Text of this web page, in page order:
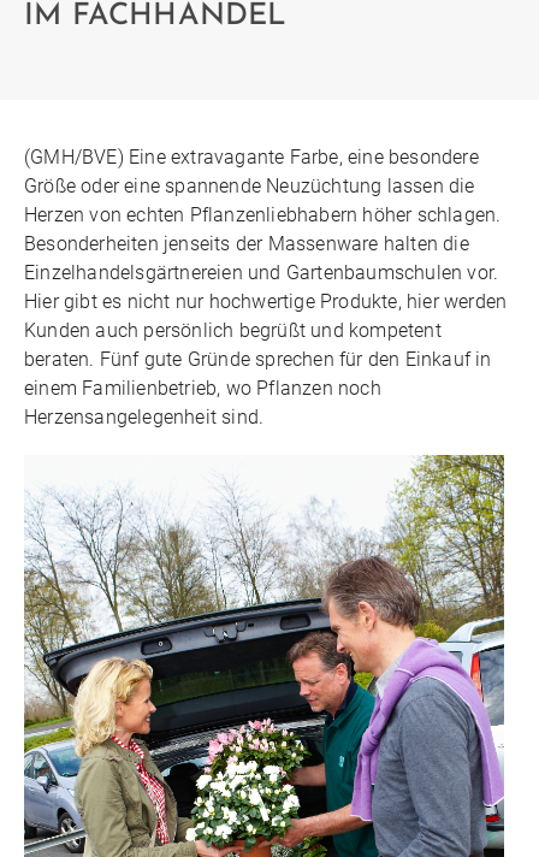
IM FACHHANDEL
(GMH/BVE) Eine extravagante Farbe, eine besondere
Größe oder eine spannende Neuzüchtung lassen die
Herzen von echten Pflanzenliebhabern höher schlagen.
Besonderheiten jenseits der Massenware halten die
Einzelhandelsgärtnereien und Gartenbaumschulen vor.
Hier gibt es nicht nur hochwertige Produkte, hier werden
Kunden auch persönlich begrüßt und kompetent
beraten. Fünf gute Gründe sprechen für den Einkauf in
einem Familienbetrieb, wo Pflanzen noch
Herzensangelegenheit sind.